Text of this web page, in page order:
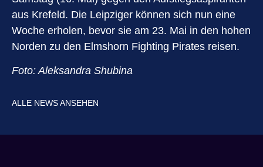
aus Krefeld. Die Leipziger können sich nun eine
Woche erholen, bevor sie am 23. Mai in den hohen
Norden zu den Elmshorn Fighting Pirates reisen.
Foto: Aleksandra Shubina
ALLE NEWS ANSEHEN